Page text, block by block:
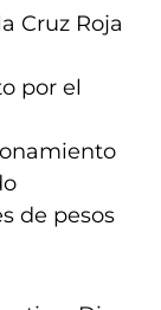
Cruz Roja
por el
de pesos